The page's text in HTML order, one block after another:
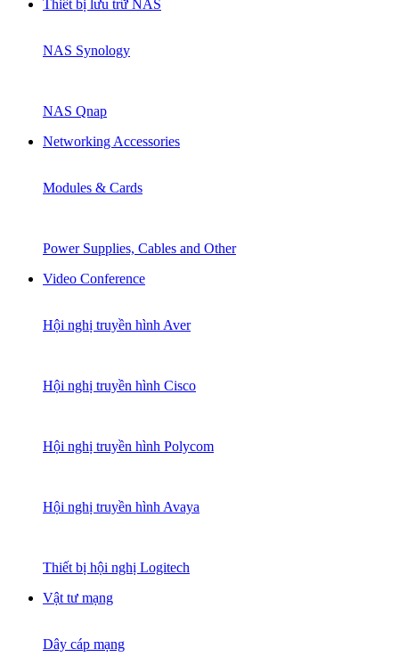
Thiết bị lưu trữ NAS
NAS Synology
NAS Qnap
Networking Accessories
Modules & Cards
Power Supplies, Cables and Other
Video Conference
Hội nghị truyền hình Aver
Hội nghị truyền hình Cisco
Hội nghị truyền hình Polycom
Hội nghị truyền hình Avaya
Thiết bị hội nghị Logitech
Vật tư mạng
Dây cáp mạng